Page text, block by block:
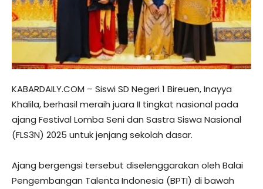
KABARDAILY.COM – Siswi SD Negeri 1 Bireuen, Inayya
Khalila, berhasil meraih juara II tingkat nasional pada
ajang Festival Lomba Seni dan Sastra Siswa Nasional
(FLS3N) 2025 untuk jenjang sekolah dasar.
Ajang bergengsi tersebut diselenggarakan oleh Balai
Pengembangan Talenta Indonesia (BPTI) di bawah